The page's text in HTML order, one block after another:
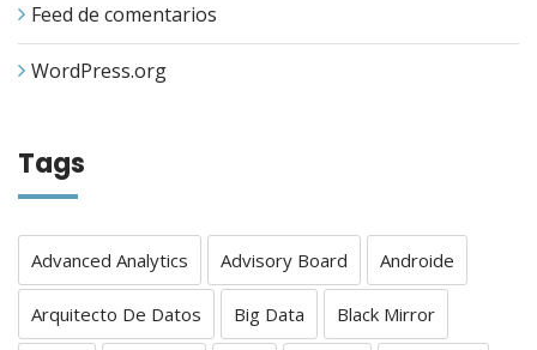
Feed de comentarios
WordPress.org
Tags
Advanced Analytics Advisory Board Androide
Arquitecto De Datos Big Data Black Mirror